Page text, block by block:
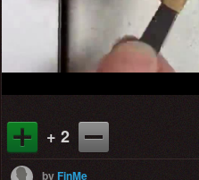
+ 2
byFinMe